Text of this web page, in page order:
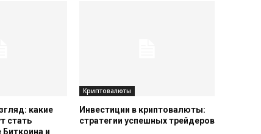
какие
стать
и
Криптовалюты
Инвестиции в криптовалюты:
стратегии успешных трейдеров